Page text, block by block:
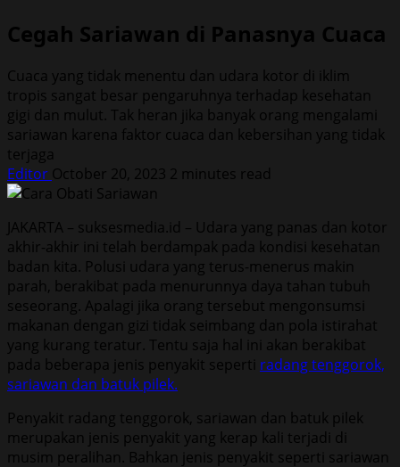
Cegah Sariawan di Panasnya Cuaca
Cuaca yang tidak menentu dan udara kotor di iklim
tropis sangat besar pengaruhnya terhadap kesehatan
gigi dan mulut. Tak heran jika banyak orang mengalami
sariawan karena faktor cuaca dan kebersihan yang tidak
terjaga
Editor October 20, 2023 2 minutes read
JAKARTA – suksesmedia.id – Udara yang panas dan kotor
akhir-akhir ini telah berdampak pada kondisi kesehatan
badan kita. Polusi udara yang terus-menerus makin
parah, berakibat pada menurunnya daya tahan tubuh
seseorang. Apalagi jika orang tersebut mengonsumsi
makanan dengan gizi tidak seimbang dan pola istirahat
yang kurang teratur. Tentu saja hal ini akan berakibat
pada beberapa jenis penyakit seperti radang tenggorok,
sariawan dan batuk pilek.
Penyakit radang tenggorok, sariawan dan batuk pilek
merupakan jenis penyakit yang kerap kali terjadi di
musim peralihan. Bahkan jenis penyakit seperti sariawan